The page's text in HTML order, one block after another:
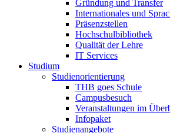
Gründung und Transfer
Internationales und
Präsenzstellen
Hochschulbibliothek
Qualität der Lehre
IT Services
Studium
Studienorientierung
THB goes Schule
Campusbesuch
Veranstaltungen im
Infopaket
Studienangebote